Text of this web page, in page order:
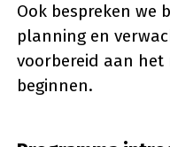
Ook bespreken we
planning en
voorbereid aan
beginnen.